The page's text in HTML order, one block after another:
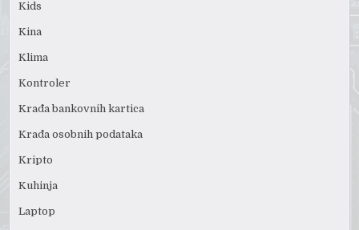
Kids
Kina
Klima
Kontroler
Krađa bankovnih kartica
Krađa osobnih podataka
Kripto
Kuhinja
Laptop